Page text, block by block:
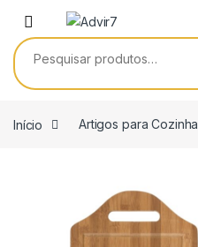
Skip to navigation
Skip to content
Pesquisar por:
Início Artigos para Cozinha